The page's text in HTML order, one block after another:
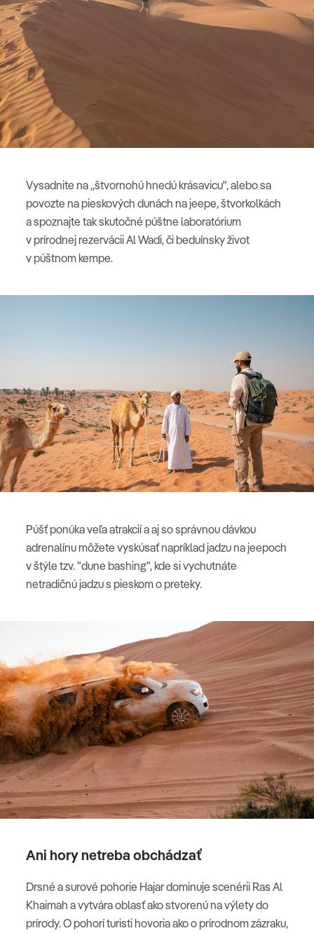
Vysadnite na „štvornohú hnedú krásavicu", alebo sa
povozte na pieskových dunách na jeepe, štvorkolkách
a spoznajte tak skutočné púštne laboratórium
v prírodnej rezervácii Al Wadi, či beduínsky život
v púštnom kempe.
Púšť ponúka veľa atrakcií a aj so správnou dávkou
adrenalínu môžete vyskúsať napríklad jadzu na jeepoch
v štýle tzv. "dune bashing", kde si vychutnáte
netradičnú jadzu s pieskom o preteky.
Ani hory netreba obchádzať
Drsné a surové pohorie Hajar dominuje scenérii Ras Al
Khaimah a vytvára oblasť ako stvorenú na výlety do
prírody. O pohorí turisti hovoria ako o prírodnom zázraku,